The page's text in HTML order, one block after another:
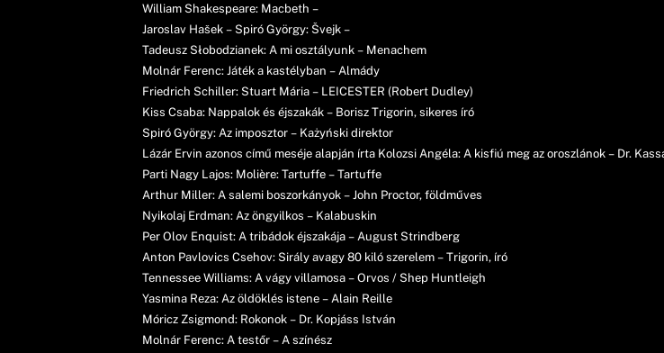
William Shakespeare: Macbeth –
Jaroslav Hašek – Spiró György: Švejk –
Tadeusz Słobodzianek: A mi osztályunk – Menachem
Molnár Ferenc: Játék a kastélyban – Almády
Friedrich Schiller: Stuart Mária – LEICESTER (Robert Dudley)
Kiss Csaba: Nappalok és éjszakák – Borisz Trigorin, sikeres író
Spiró György: Az imposztor – Każyński direktor
Lázár Ervin azonos című meséje alapján írta Kolozsi Angéla: A kisfiú meg az oroszlánok – Dr.
Parti Nagy Lajos: Molière: Tartuffe – Tartuffe
Arthur Miller: A salemi boszorkányok – John Proctor, földműves
Nyikolaj Erdman: Az öngyilkos – Kalabuskin
Per Olov Enquist: A tribádok éjszakája – August Strindberg
Anton Pavlovics Csehov: Sirály avagy 80 kiló szerelem – Trigorin, író
Tennessee Williams: A vágy villamosa – Orvos / Shep Huntleigh
Yasmina Reza: Az öldöklés istene – Alain Reille
Móricz Zsigmond: Rokonok – Dr. Kopjáss István
Molnár Ferenc: A testőr – A színész